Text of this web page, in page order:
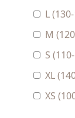
L
M
S
XL
XS